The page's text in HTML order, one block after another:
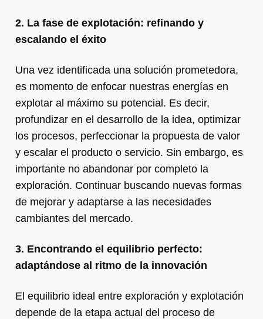
2. La fase de explotación: refinando y
escalando el éxito
Una vez identificada una solución prometedora,
es momento de enfocar nuestras energías en
explotar al máximo su potencial. Es decir,
profundizar en el desarrollo de la idea, optimizar
los procesos, perfeccionar la propuesta de valor
y escalar el producto o servicio. Sin embargo, es
importante no abandonar por completo la
exploración. Continuar buscando nuevas formas
de mejorar y adaptarse a las necesidades
cambiantes del mercado.
3. Encontrando el equilibrio perfecto:
adaptándose al ritmo de la innovación
El equilibrio ideal entre exploración y explotación
depende de la etapa actual del proceso de